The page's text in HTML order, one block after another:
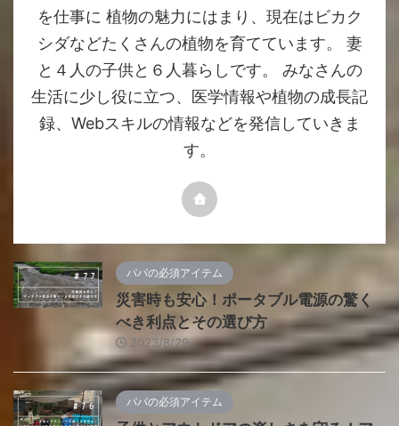
を仕事に 植物の魅力にはまり、現在はビカク
シダなどたくさんの植物を育てています。 妻
と４人の子供と６人暮らしです。 みなさんの
生活に少し役に立つ、医学情報や植物の成長記
録、Webスキルの情報などを発信していきま
す。
パパの必須アイテム
災害時も安心！ポータブル電源の驚く
べき利点とその選び方
2023/8/29
パパの必須アイテム